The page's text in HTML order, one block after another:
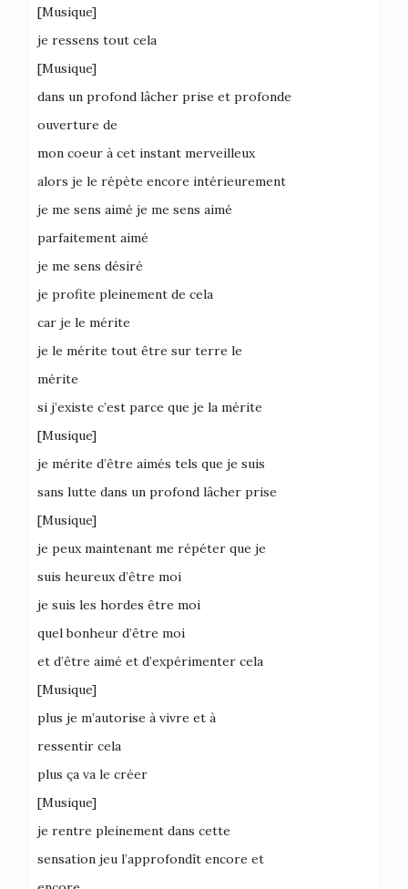
[Musique]
je ressens tout cela
[Musique]
dans un profond lâcher prise et profonde
ouverture de
mon coeur à cet instant merveilleux
alors je le répète encore intérieurement
je me sens aimé je me sens aimé
parfaitement aimé
je me sens désiré
je profite pleinement de cela
car je le mérite
je le mérite tout être sur terre le
mérite
si j’existe c’est parce que je la mérite
[Musique]
je mérite d’être aimés tels que je suis
sans lutte dans un profond lâcher prise
[Musique]
je peux maintenant me répéter que je
suis heureux d’être moi
je suis les hordes être moi
quel bonheur d’être moi
et d’être aimé et d’expérimenter cela
[Musique]
plus je m’autorise à vivre et à
ressentir cela
plus ça va le créer
[Musique]
je rentre pleinement dans cette
sensation jeu l’approfondît encore et